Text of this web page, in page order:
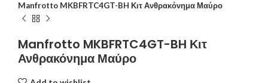
Manfrotto MKBFRTC4GT-BH Κιτ Ανθρακόνημα Μαύρο
Manfrotto MKBFRTC4GT-BH Κιτ
Ανθρακόνημα Μαύρο